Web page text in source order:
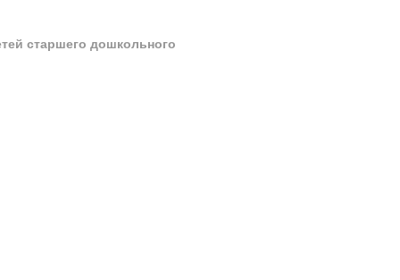
старшего дошкольного